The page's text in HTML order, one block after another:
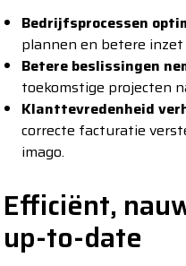
Bedrijfsprocessen
plannen en betere inzet
Betere beslissingen
toekomstige projecten
Klanttevredenheid
correcte facturatie
imago.
Efficiënt,
up-to-date